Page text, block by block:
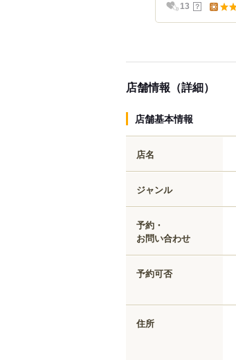
13 ？
店舗情報（詳細）
店舗基本情報
店名
ジャンル
予約・
お問い合わせ
予約可否
住所